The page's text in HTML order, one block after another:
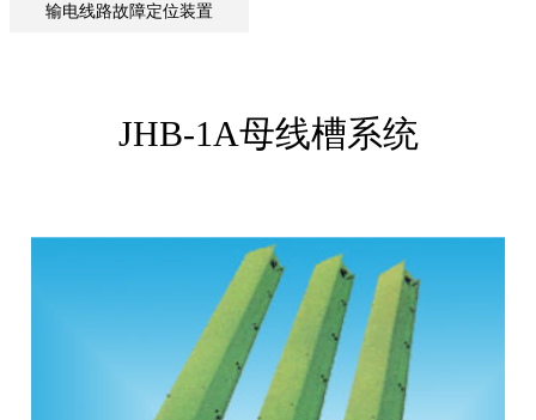
输电线路故障定位装置
JHB-1A母线槽系统